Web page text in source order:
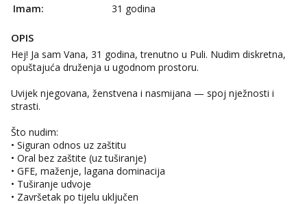
Imam:
31 godina
OPIS
Hej! Ja sam Vana, 31 godina, trenutno u Puli. Nudim diskretna,
opuštajuća druženja u ugodnom prostoru.
Uvijek njegovana, ženstvena i nasmijana — spoj nježnosti i
strasti.
Što nudim:
• Siguran odnos uz zaštitu
• Oral bez zaštite (uz tuširanje)
• GFE, maženje, lagana dominacija
• Tuširanje udvoje
• Završetak po tijelu uključen